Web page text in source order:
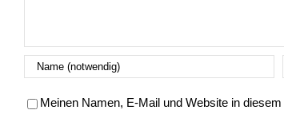
Meinen Namen, E-Mail und Website in